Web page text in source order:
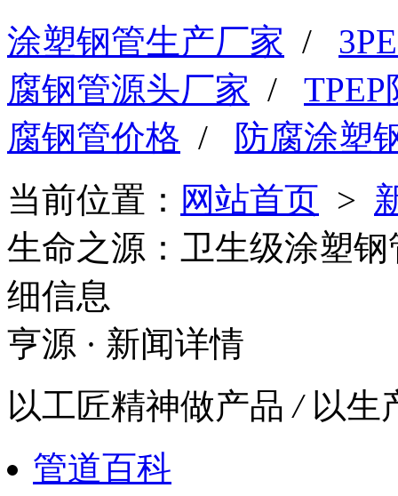
涂塑钢管生产厂家 /
腐钢管源头厂家 /
腐钢管价格 /
防腐涂塑
当前位置： 网站首页 >
生命之源：卫生级涂塑
细信息
亨源 · 新闻详情
以工匠精神做产品/以生
管道百科